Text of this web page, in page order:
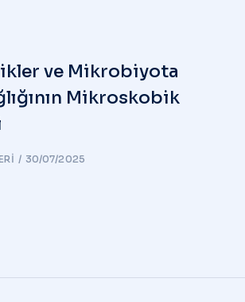
ve Mikrobiyota
Mikroskobik
30/07/2025